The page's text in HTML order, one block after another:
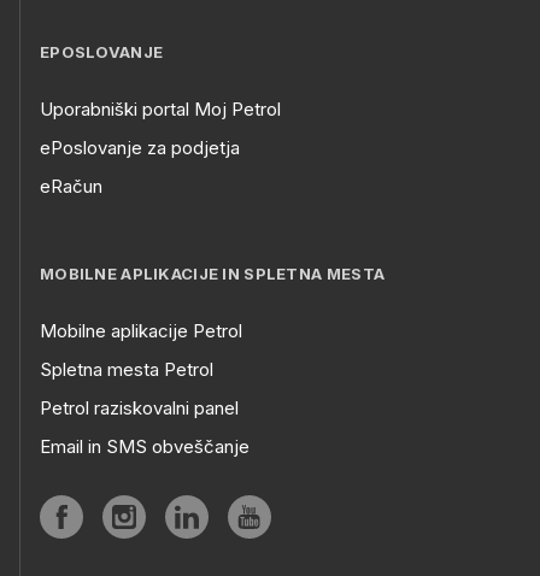
EPOSLOVANJE
Uporabniški portal Moj Petrol
ePoslovanje za podjetja
eRačun
MOBILNE APLIKACIJE IN SPLETNA MESTA
Mobilne aplikacije Petrol
Spletna mesta Petrol
Petrol raziskovalni panel
Email in SMS obveščanje